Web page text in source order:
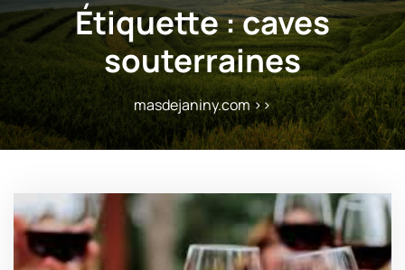
Étiquette :caves
souterraines
masdejaniny.com>>